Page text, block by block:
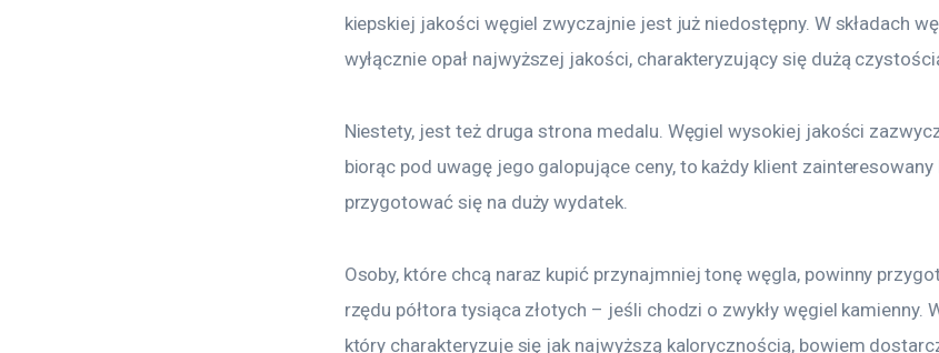
kiepskiej jakości węgiel zwyczajnie jest już niedostępny. W składach
wyłącznie opał najwyższej jakości, charakteryzujący się dużą
Niestety, jest też druga strona medalu. Węgiel wysokiej jakości
biorąc pod uwagę jego galopujące ceny, to każdy klient zainteresowany
przygotować się na duży wydatek.
Osoby, które chcą naraz kupić przynajmniej tonę węgla, powinny
rzędu półtora tysiąca złotych – jeśli chodzi o zwykły węgiel kamienny.
który charakteryzuje się jak najwyższą kalorycznością, bowiem